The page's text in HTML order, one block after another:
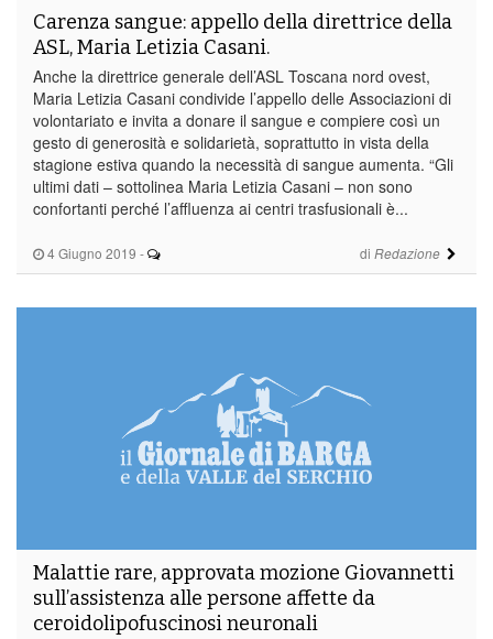
4 Giugno 2019 - di Redazione
Carenza sangue: appello della direttrice della
ASL, Maria Letizia Casani.
Anche la direttrice generale dell’ASL Toscana nord ovest,
Maria Letizia Casani condivide l’appello delle Associazioni di
volontariato e invita a donare il sangue e compiere così un
gesto di generosità e solidarietà, soprattutto in vista della
stagione estiva quando la necessità di sangue aumenta. “Gli
ultimi dati – sottolinea Maria Letizia Casani – non sono
confortanti perché l’affluenza ai centri trasfusionali è...
Malattie rare, approvata mozione Giovannetti
sull’assistenza alle persone affette da
ceroidolipofuscinosi neuronali